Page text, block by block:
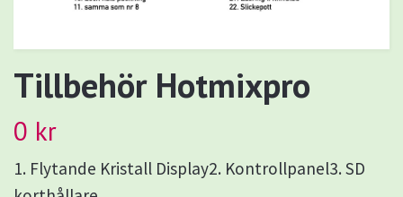
Tillbehör Hotmixpro
0 kr
1. Flytande Kristall Display2. Kontrollpanel3. SD